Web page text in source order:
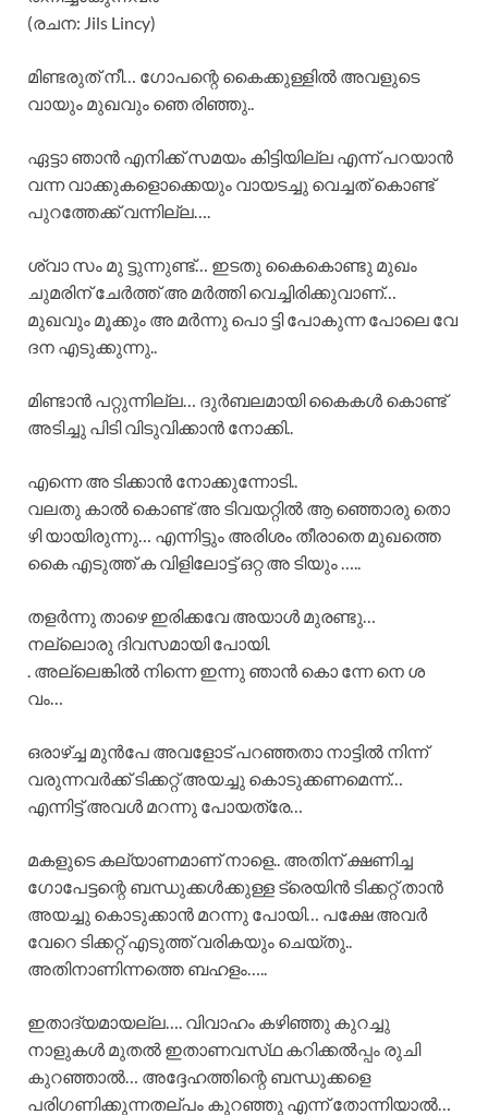
(രചന: Jils Lincy)
മിണ്ടരുത് നീ… ഗോപന്റെ കൈക്കുള്ളിൽ അവളുടെ
വായും മുഖവും ഞെ രിഞ്ഞു..
ഏട്ടാ ഞാൻ എനിക്ക് സമയം കിട്ടിയില്ല എന്ന് പറയാൻ
വന്ന വാക്കുകളൊക്കെയും വായടച്ചു വെച്ചത് കൊണ്ട്
പുറത്തേക്ക് വന്നില്ല….
ശ്വാ സം മു ട്ടുന്നുണ്ട്… ഇടതു കൈകൊണ്ടു മുഖം
ചുമരിന് ചേർത്ത് അ മർത്തി വെച്ചിരിക്കുവാണ്…
മുഖവും മൂക്കും അ മർന്നു പൊ ട്ടി പോകുന്ന പോലെ വേ
ദന എടുക്കുന്നു..
മിണ്ടാൻ പറ്റുന്നില്ല… ദുർബലമായി കൈകൾ കൊണ്ട്
അടിച്ചു പിടി വിടുവിക്കാൻ നോക്കി..
എന്നെ അ ടിക്കാൻ നോക്കുന്നോടി..
വലതു കാൽ കൊണ്ട് അ ടിവയറ്റിൽ ആ ഞ്ഞൊരു തൊ
ഴി യായിരുന്നു… എന്നിട്ടും അരിശം തീരാതെ മുഖത്തെ
കൈ എടുത്ത് ക വിളിലോട്ട് ഒറ്റ അ ടിയും …..
തളർന്നു താഴെ ഇരിക്കവേ അയാൾ മുരണ്ടു…
നല്ലൊരു ദിവസമായി പോയി.
. അല്ലെങ്കിൽ നിന്നെ ഇന്നു ഞാൻ കൊ ന്നേ നെ ശ
വം…
ഒരാഴ്ച്ച മുൻപേ അവളോട് പറഞ്ഞതാ നാട്ടിൽ നിന്ന്
വരുന്നവർക്ക് ടിക്കറ്റ് അയച്ചു കൊടുക്കണമെന്ന്…
എന്നിട്ട് അവൾ മറന്നു പോയത്രേ…
മകളുടെ കല്യാണമാണ് നാളെ.. അതിന് ക്ഷണിച്ച
ഗോപേട്ടന്റെ ബന്ധുക്കൾക്കുള്ള ട്രെയിൻ ടിക്കറ്റ് താൻ
അയച്ചു കൊടുക്കാൻ മറന്നു പോയി… പക്ഷേ അവർ
വേറെ ടിക്കറ്റ് എടുത്ത് വരികയും ചെയ്തു..
അതിനാണിന്നത്തെ ബഹളം…..
ഇതാദ്യമായല്ല…. വിവാഹം കഴിഞ്ഞു കുറച്ചു
നാളുകൾ മുതൽ ഇതാണവസ്‌ഥ കറിക്കൽപ്പം രുചി
കുറഞ്ഞാൽ… അദ്ദേഹത്തിന്റെ ബന്ധുക്കളെ
പരിഗണിക്കുന്നതല്പം കുറഞ്ഞു എന്ന് തോന്നിയാൽ…